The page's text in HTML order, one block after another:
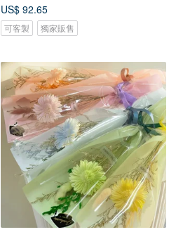
US$ 92.65
可客製 獨家販售